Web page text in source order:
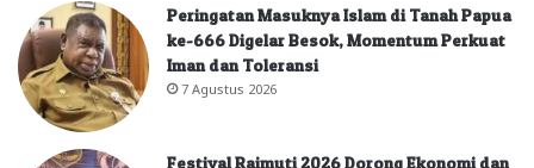
Peringatan Masuknya Islam di Tanah Papua
ke-666 Digelar Besok, Momentum Perkuat
Iman dan Toleransi
7 Agustus 2026
Festival Raimuti 2026 Dorong Ekonomi dan